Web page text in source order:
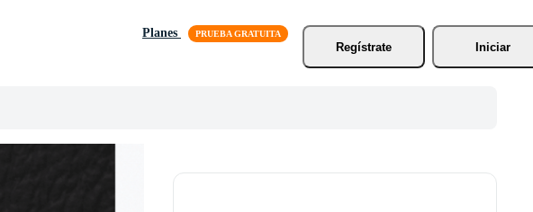
Planes
Regístrate
Iniciar